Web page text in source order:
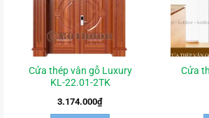
Cửa thép vân gỗ Luxury
KL-22.01-2TK
3.174.000₫
Cửa